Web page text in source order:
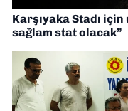
Karşıyaka Stadı için
sağlam stat olacak”